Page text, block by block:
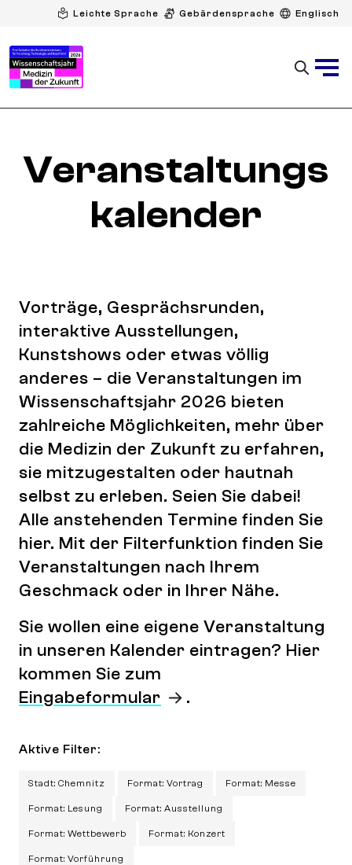
Leichte Sprache Gebärdensprache Englisch
Veranstaltungs
kalender
Vorträge, Gesprächsrunden,
interaktive Ausstellungen,
Kunstshows oder etwas völlig
anderes – die Veranstaltungen im
Wissenschaftsjahr 2026 bieten
zahlreiche Möglichkeiten, mehr über
die Medizin der Zukunft zu erfahren,
sie mitzugestalten oder hautnah
selbst zu erleben. Seien Sie dabei!
Alle anstehenden Termine finden Sie
hier. Mit der Filterfunktion finden Sie
Veranstaltungen nach Ihrem
Geschmack oder in Ihrer Nähe.
Sie wollen eine eigene Veranstaltung
in unseren Kalender eintragen? Hier
kommen Sie zum
Eingabeformular
.
Aktive Filter:
Stadt: Chemnitz Format: Vortrag Format: Messe
Format: Lesung Format: Ausstellung
Format: Wettbewerb Format: Konzert
Format: Vorführung